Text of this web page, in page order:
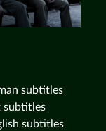
subtitles
subtitles
subtitles